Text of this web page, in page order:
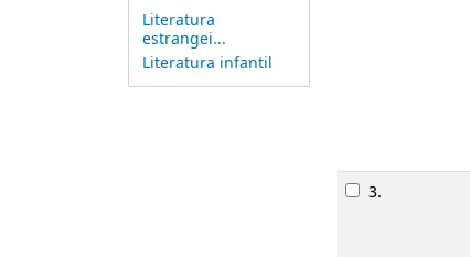
Literatura
estrangei...
Literatura infantil
3.